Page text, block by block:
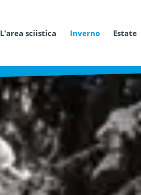
L'area sciistica Inverno Estate